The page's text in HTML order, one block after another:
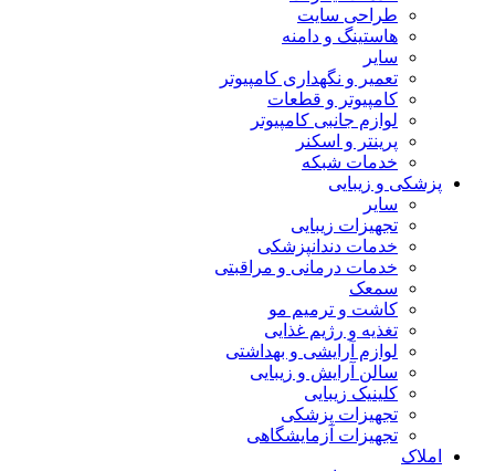
طراحی سایت
هاستینگ و دامنه
سایر
تعمیر و نگهداری کامپیوتر
کامپیوتر و قطعات
لوازم جانبی کامپیوتر
پرینتر و اسکنر
خدمات شبکه
پزشکی و زیبایی
سایر
تجهیزات زیبایی
خدمات دندانپزشکی
خدمات درمانی و مراقبتی
سمعک
کاشت و ترمیم مو
تغذیه و رژیم غذایی
لوازم آرایشی و بهداشتی
سالن آرایش و زیبایی
کلینیک زیبایی
تجهیزات پزشکی
تجهیزات آزمایشگاهی
املاک